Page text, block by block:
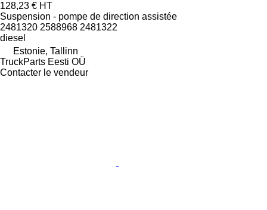
128,23 € HT
Suspension - pompe de direction assistée
2481320 2588968 2481322
diesel
Estonie, Tallinn
TruckParts Eesti OÜ
Contacter le vendeur